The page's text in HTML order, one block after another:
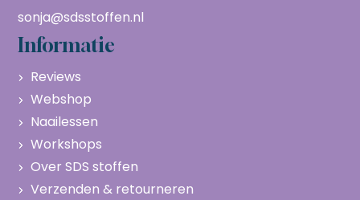
sonja@sdsstoffen.nl
Informatie
Reviews
Webshop
Naailessen
Workshops
Over SDS stoffen
Verzenden & retourneren